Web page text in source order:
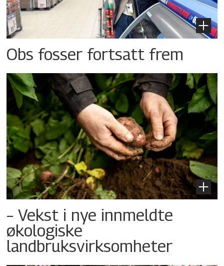
Obs fosser fortsatt frem
– Vekst i nye innmeldte
økologiske
landbruksvirksomheter